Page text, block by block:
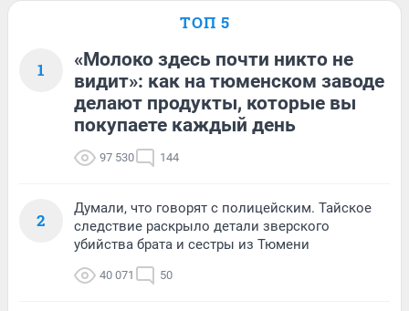
ТОП 5
1
«Молоко здесь почти никто не
видит»: как на тюменском заводе
делают продукты, которые вы
покупаете каждый день
97 530 144
2
Думали, что говорят с полицейским. Тайское
следствие раскрыло детали зверского
убийства брата и сестры из Тюмени
40 071 50